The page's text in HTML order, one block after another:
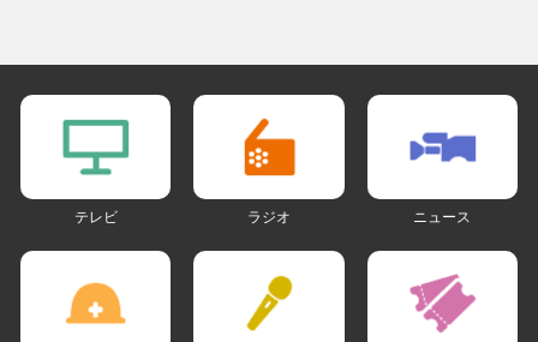
テレビ ラジオ ニュース